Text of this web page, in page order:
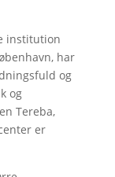
institution
har
og
og
Tereba,
er